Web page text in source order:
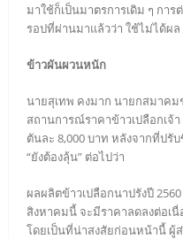
มาใช้ก็เป็นมาตรการเดิม ๆ กา
รอปที่ผ่านมาแล้วว่า ใช้ไม่ได้ผล
ข้าวผันผวนหนัก
นายสุเทพ คงมาก นายกสมาคม
สถานการณ์ราคาข้าวเปลือกเจ้
ตันละ 8,000 บาท หลังจากที่ปรั
“ยังต้องลุ้น” ต่อไปว่า
ผลผลิตข้าวเปลือกนาปรังปี
สิงหาคมนี้ จะมีราคาลดลงต่อเนื่
โดยเป็นที่น่าสงสัยก่อนหน้านี้ ผู้